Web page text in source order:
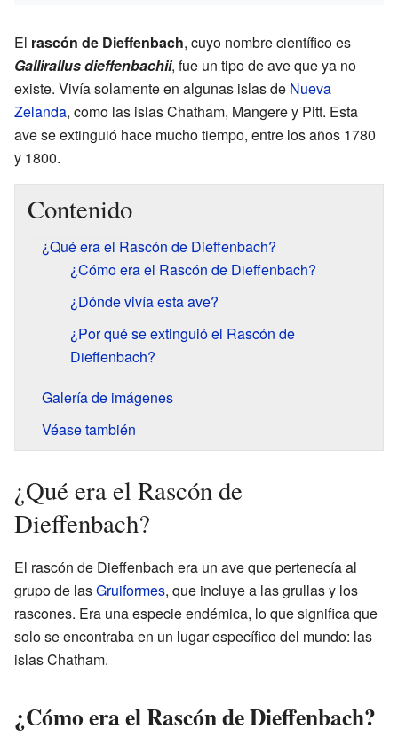
El rascón de Dieffenbach, cuyo nombre científico es
Gallirallus dieffenbachii, fue un tipo de ave que ya no
existe. Vivía solamente en algunas islas de Nueva
Zelanda, como las islas Chatham, Mangere y Pitt. Esta
ave se extinguió hace mucho tiempo, entre los años 1780
y 1800.
Contenido
¿Qué era el Rascón de Dieffenbach?
¿Cómo era el Rascón de Dieffenbach?
¿Dónde vivía esta ave?
¿Por qué se extinguió el Rascón de
Dieffenbach?
Galería de imágenes
Véase también
¿Qué era el Rascón de
Dieffenbach?
El rascón de Dieffenbach era un ave que pertenecía al
grupo de lasGruiformes, que incluye a las grullas y los
rascones. Era una especie endémica, lo que significa que
solo se encontraba en un lugar específico del mundo: las
islas Chatham.
¿Cómo era el Rascón de Dieffenbach?